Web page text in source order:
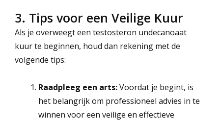
3. Tips voor een Veilige Kuur
Als je overweegt een testosteron undecanoaat
kuur te beginnen, houd dan rekening met de
volgende tips:
Raadpleeg een arts:Voordat je begint, is
het belangrijk om professioneel advies in te
winnen voor een veilige en effectieve